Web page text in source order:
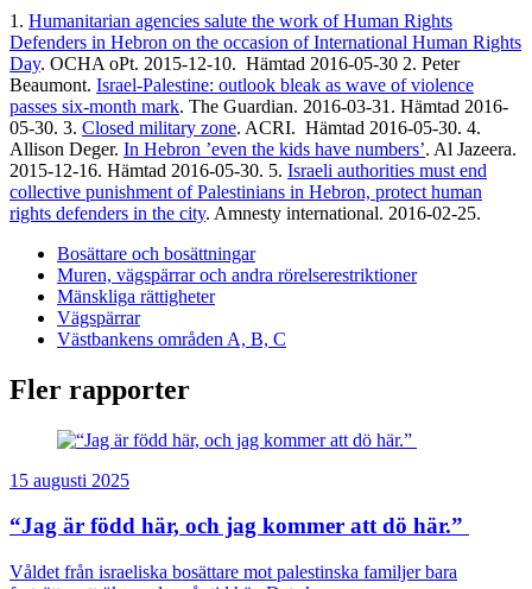
1. Humanitarian agencies salute the work of Human Rights
Defenders in Hebron on the occasion of International Human Rights
Day. OCHA oPt. 2015-12-10. Hämtad 2016-05-30 2. Peter
Beaumont. Israel-Palestine: outlook bleak as wave of violence
passes six-month mark. The Guardian. 2016-03-31. Hämtad 2016-
05-30. 3. Closed military zone. ACRI. Hämtad 2016-05-30. 4.
Allison Deger. In Hebron ’even the kids have numbers’. Al Jazeera.
2015-12-16. Hämtad 2016-05-30. 5. Israeli authorities must end
collective punishment of Palestinians in Hebron, protect human
rights defenders in the city. Amnesty international. 2016-02-25.
Bosättare och bosättningar
Muren, vägspärrar och andra rörelserestriktioner
Mänskliga rättigheter
Vägspärrar
Västbankens områden A, B, C
Fler rapporter
15 augusti 2025
“Jag är född här, och jag kommer att dö här.”
Våldet från israeliska bosättare mot palestinska familjer bara